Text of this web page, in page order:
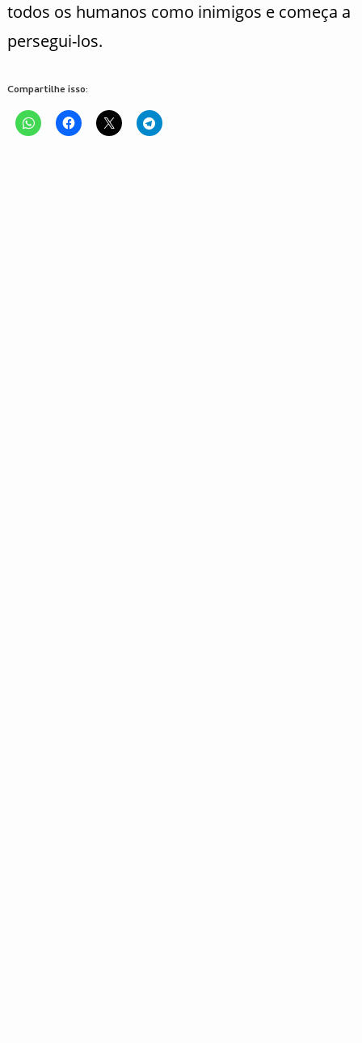
todos os humanos como inimigos e começa a
persegui-los.
Compartilhe isso: